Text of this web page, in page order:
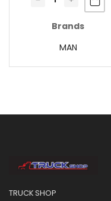
Brands
MAN
TRUCK SHOP